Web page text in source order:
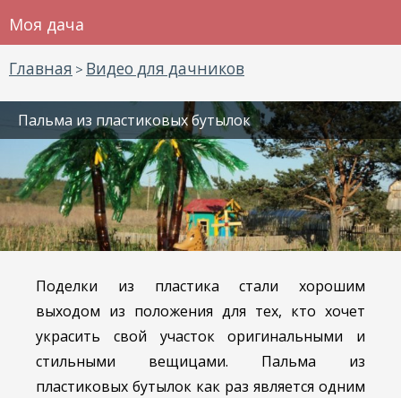
Моя дача
Главная > Видео для дачников
Пальма из пластиковых бутылок
Поделки из пластика стали хорошим
выходом из положения для тех, кто хочет
украсить свой участок оригинальными и
стильными вещицами. Пальма из
пластиковых бутылок как раз является одним